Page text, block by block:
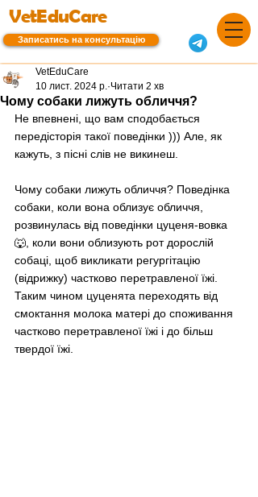
VetEduCare
Записатись на консультацію
Чому собаки лижуть обличчя?
VetEduCare
10 лист. 2024 р. Читати 2 хв
Не впевнені, що вам сподобається
передісторія такої поведінки ))) Але, як
кажуть, з пісні слів не викинеш.
Чому собаки лижуть обличчя? Поведінка
собаки, коли вона облизує обличчя,
розвинулась від поведінки цуценя-вовка
🐺, коли вони облизують рот дорослій
собаці, щоб викликати регургітацію
(відрижку) частково перетравленої їжі.
Таким чином цуценята переходять від
смоктання молока матері до споживання
частково перетравленої їжі і до більш
твердої їжі.